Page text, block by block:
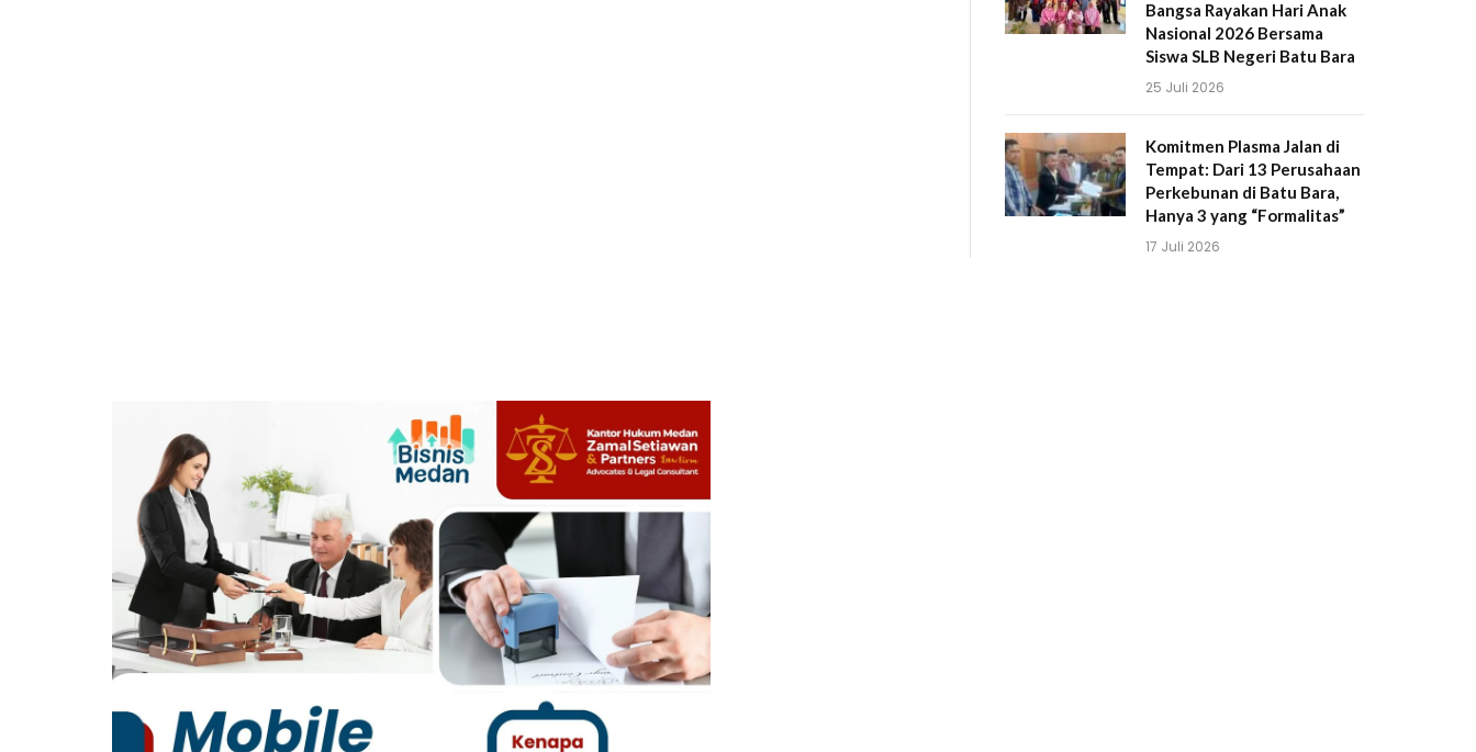
Bangsa Rayakan Hari Anak
Nasional 2026 Bersama
Siswa SLB Negeri Batu Bara
25 Juli 2026
Komitmen Plasma Jalan di
Tempat: Dari 13 Perusahaan
Perkebunan di Batu Bara,
Hanya 3 yang “Formalitas”
17 Juli 2026